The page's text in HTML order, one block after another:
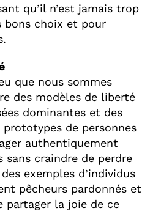
qu’il n’est jamais trop
bons choix et pour
que nous sommes
des modèles de liberté
dominantes et des
prototypes de personnes
authentiquement
sans craindre de perdre
exemples d’individus
pêcheurs pardonnés et
partager la joie de ce